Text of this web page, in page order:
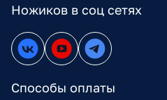
Ножиков в соц сетях
Способы оплаты